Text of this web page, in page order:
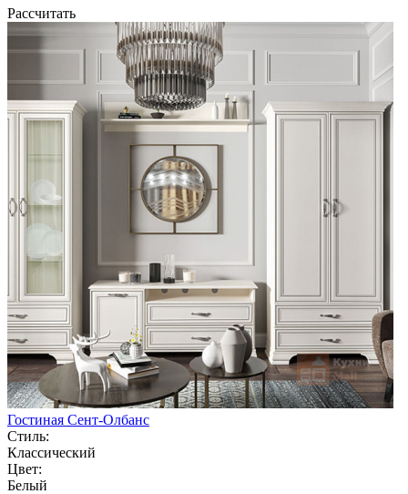
Рассчитать
Гостиная Сент-Олбанс
Стиль:
Классический
Цвет:
Белый